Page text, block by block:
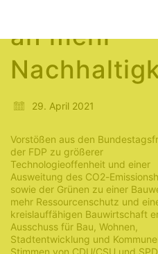
an mehr
29. April 2021
Vorstößen aus den
der FDP zu größerer
Technologieoffenheit und einer
Ausweitung des CO2-
sowie der Grünen zu einer
mehr Ressourcenschutz und
kreislauffähigen Bauwirtschaft
Ausschuss für Bau, Wohnen,
Stadtentwicklung und
Stimmen von CDU/CSU und